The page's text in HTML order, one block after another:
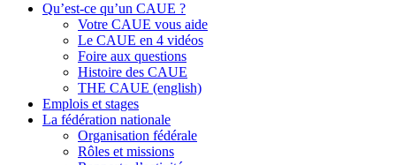
Qu’est-ce qu’un CAUE ?
Votre CAUE vous aide
Le CAUE en 4 vidéos
Foire aux questions
Histoire des CAUE
THE CAUE (english)
Emplois et stages
La fédération nationale
Organisation fédérale
Rôles et missions